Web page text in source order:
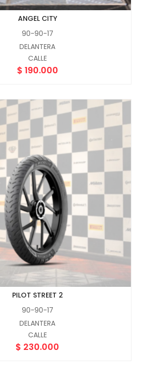
ANGEL CITY
90-90-17
DELANTERA
CALLE
$ 190.000
PILOT STREET 2
90-90-17
DELANTERA
CALLE
$ 230.000